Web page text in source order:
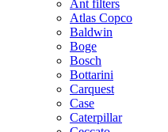
Ant filters
Atlas Copco
Baldwin
Boge
Bosch
Bottarini
Carquest
Case
Caterpillar